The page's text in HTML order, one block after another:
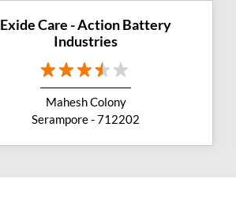
Exide Care - Action Battery
Industries
Mahesh Colony
Serampore - 712202